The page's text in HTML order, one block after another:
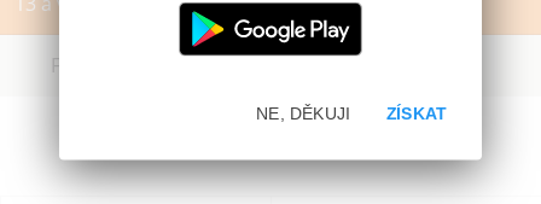
Filtrovat dle dostupnosti, ceny, výrobce
ZÍSKAT
NE, DĚKUJI